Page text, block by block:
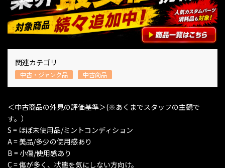
関連カテゴリ
中古・ジャンク品 中古商品
＜中古商品の外見の評価基準＞(※あくまでスタッフの主観で
す。）
S = ほぼ未使用品/ミントコンディション
A = 美品/多少の使用感あり
B = 小傷/使用感あり
C = 傷が多く、状態を気にしない方向け。